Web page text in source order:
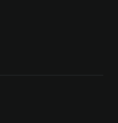
Lymphdrainage | 50